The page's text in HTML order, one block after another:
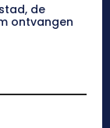
de
ontvangen